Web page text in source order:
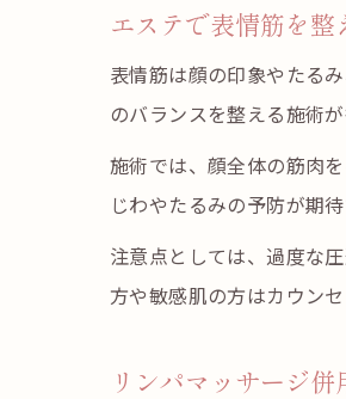
エステで表情筋を整
表情筋は顔の印象やたる
のバランスを整える施術
施術では、顔全体の筋肉
じわやたるみの予防が期
注意点としては、過度な
方や敏感肌の方はカウン
リンパマッサージ